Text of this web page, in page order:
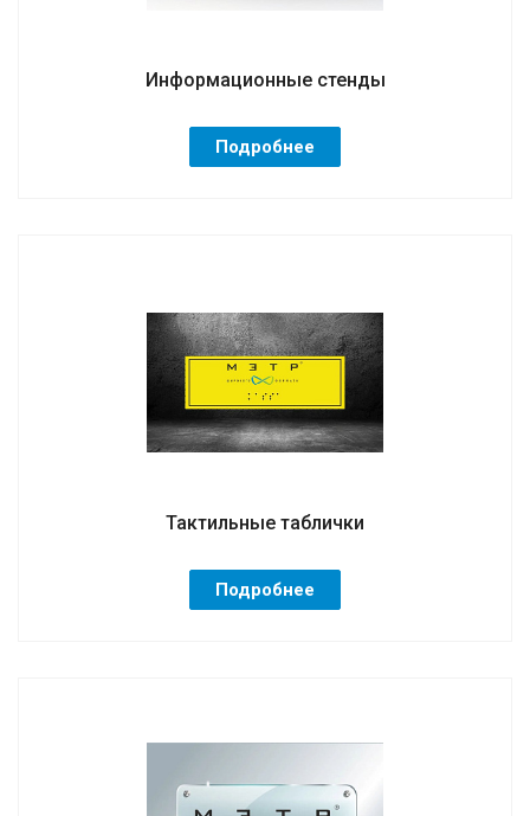
Информационные стенды
Подробнее
Тактильные таблички
Подробнее